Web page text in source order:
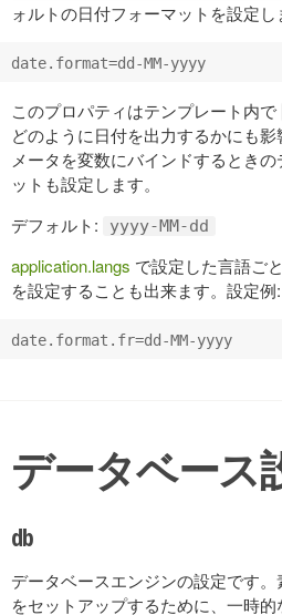
ォルトの日付フォーマットを設定
このプロパティはテンプレート内で
どのように日付を出力するかにも
メータを変数にバインドするとき
ットも設定します。
デフォルト:
yyyy-MM-dd
application.langs で設定した言語ご
を設定することも出来ます。設定例:
データベース
db
データベースエンジンの設定です
をセットアップするために、一時